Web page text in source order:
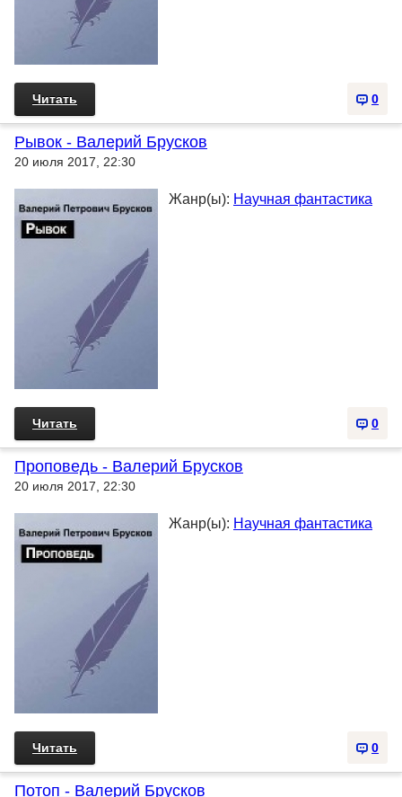
0
Читать
Рывок - Валерий Брусков
20 июля 2017, 22:30
Жанр(ы): Научная фантастика
0
Читать
Проповедь - Валерий Брусков
20 июля 2017, 22:30
Жанр(ы): Научная фантастика
0
Читать
Потоп - Валерий Брусков